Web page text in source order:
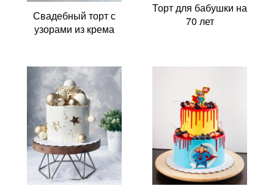
Свадебный торт с
узорами из крема
Торт для бабушки на
70 лет